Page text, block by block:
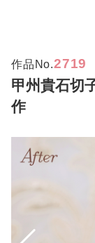
作品No.2719
甲州貴石切
作